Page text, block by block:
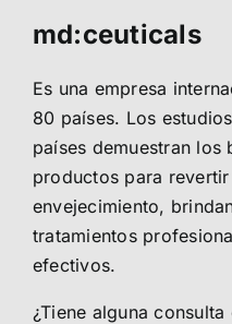
md:ceuticals
Es una empresa
80 países. Los
países demuestran los
productos para
envejecimiento,
tratamientos
efectivos.
¿Tiene alguna